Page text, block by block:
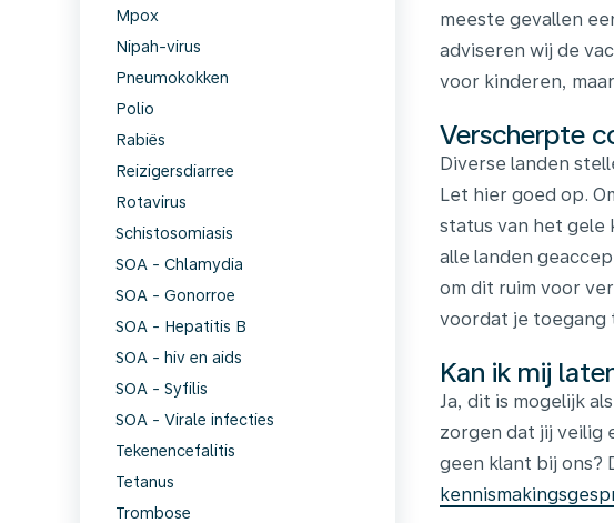
Mpox
Nipah-virus
Pneumokokken
Polio
Rabiës
Reizigersdiarree
Rotavirus
Schistosomiasis
SOA - Chlamydia
SOA - Gonorroe
SOA - Hepatitis B
SOA - hiv en aids
SOA - Syfilis
SOA - Virale infecties
Tekenencefalitis
Tetanus
Trombose
meeste gevallen
adviseren wij de
voor kinderen,
Verscherpte
Diverse landen
Let hier goed op.
status van het gele
alle landen
om dit ruim voor
voordat je toegang
Kan ik mij
Ja, dit is mogelijk
zorgen dat jij veilig
geen klant bij ons?